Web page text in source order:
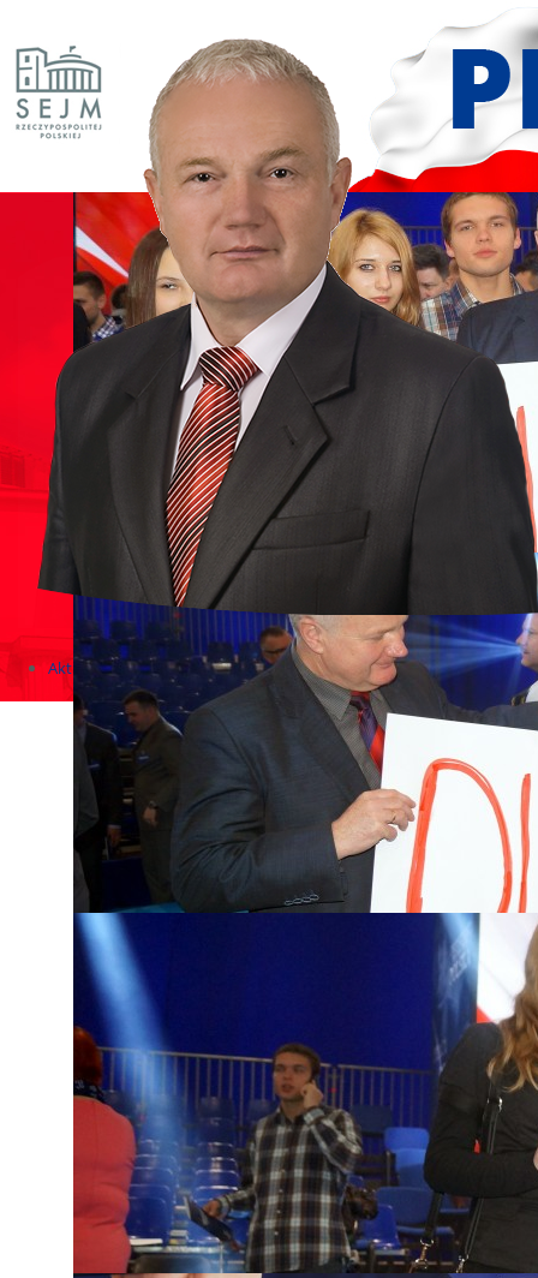
Aktualności
Zapowiedzi wydarzeń
KONKURSY 2020 - 2026
KOLONIE 2021 - 2026
Imprezy kulturalne - zaproszenia 2017
Różne
Konkursy 2017/2018
KONKURSY 2016/2017
KONKURSY 2015/2016
Konkursy 2014/2015
Wizyty w Parlamencie i Ministerstwach
Spotkania i debaty, PROTESTY, MARSZE
Debaty i spotkania 2017
Konkursy 2014
Różne
Praca w kampanii
Sejmowe
Budżet Obywatelski 2021
Dla dzieci i młodzieży
Msze, marsze i wiece
KOLONIE 2022
Wybory samorządowe 2018
Dożynki 2014
EUROWYBORY 2019
Debaty i spotkania 2016
Debaty i spotkania 2019
wybory